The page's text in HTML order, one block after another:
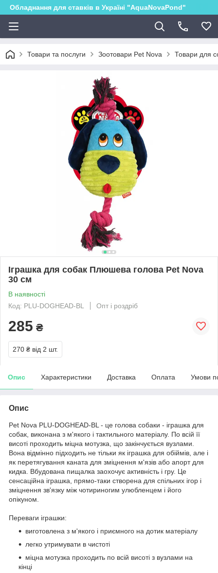
Обладнання для ставків в Україні "AquaNovaPond"
Товари та послуги Зоотовари Pet Nova Товари для
Іграшка для собак Плюшева голова Pet Nova
30 см
В наявності
Код: PLU-DOGHEAD-BL
Опт і роздріб
285 ₴
270 ₴ від 2 шт.
Опис Характеристики Доставка Оплата Умови
Опис
Pet Nova PLU-DOGHEAD-BL - це голова собаки - іграшка для
собак, виконана з м'якого і тактильного матеріалу. По всій її
висоті проходить міцна мотузка, що закінчується вузлами.
Вона відмінно підходить не тільки як іграшка для обіймів, але і
як перетягування каната для зміцнення м'язів або апорт для
кидка. Вбудована пищалка заохочує активність і гру. Це
сенсаційна іграшка, прямо-таки створена для спільних ігор і
зміцнення зв'язку між чотириногим улюбленцем і його
опікуном.
Переваги іграшки:
виготовлена з м'якого і приємного на дотик матеріалу
легко утримувати в чистоті
міцна мотузка проходить по всій висоті з вузлами на
кінці